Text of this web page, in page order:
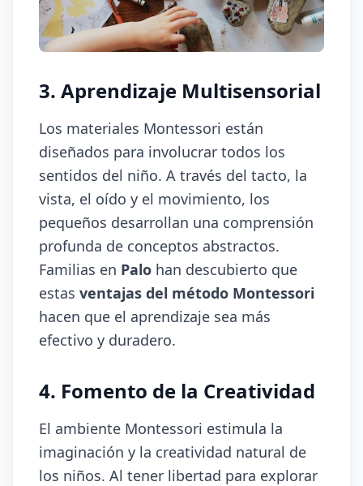
3. Aprendizaje Multisensorial
Los materiales Montessori están
diseñados para involucrar todos los
sentidos del niño. A través del tacto, la
vista, el oído y el movimiento, los
pequeños desarrollan una comprensión
profunda de conceptos abstractos.
Familias en Palo han descubierto que
estas ventajas del método Montessori
hacen que el aprendizaje sea más
efectivo y duradero.
4. Fomento de la Creatividad
El ambiente Montessori estimula la
imaginación y la creatividad natural de
los niños. Al tener libertad para explorar